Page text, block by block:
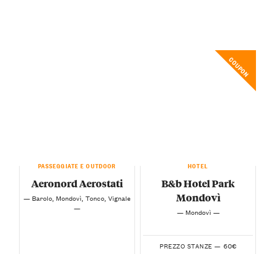
PASSEGGIATE E OUTDOOR
Aeronord Aerostati
— Barolo, Mondovì, Tonco, Vignale
—
COUPON
HOTEL
B&b Hotel Park
Mondovì
— Mondovì —
PREZZO STANZE — 60€